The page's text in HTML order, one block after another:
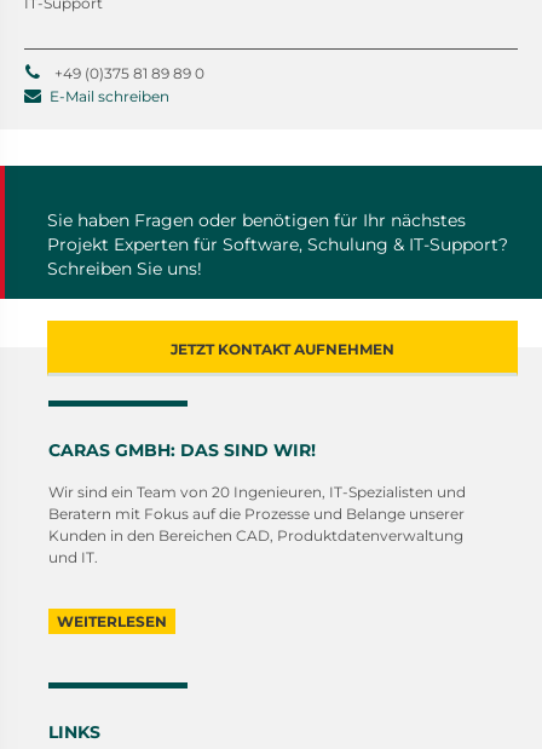
+49 (0)375 81 89 89 0
E-Mail schreiben
Sie haben Fragen oder benötigen für Ihr nächstes
Projekt Experten für Software, Schulung & IT-Support?
Schreiben Sie uns!
JETZT KONTAKT AUFNEHMEN
CARAS GMBH: DAS SIND WIR!
Wir sind ein Team von 20 Ingenieuren, IT-Spezialisten und
Beratern mit Fokus auf die Prozesse und Belange unserer
Kunden in den Bereichen CAD, Produktdatenverwaltung
und IT.
WEITERLESEN
LINKS